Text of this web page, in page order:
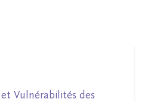
Vulnérabilités des